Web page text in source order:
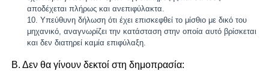
αποδέχεται πλήρως και ανεπιφύλακτα.
Υπεύθυνη δήλωση ότι έχει επισκεφθεί το μίσθιο με δικό του
μηχανικό, αναγνωρίζει την κατάσταση στην οποία αυτό βρίσκεται
και δεν διατηρεί καμία επιφύλαξη.
Β. Δεν θα γίνουν δεκτοί στη δημοπρασία: